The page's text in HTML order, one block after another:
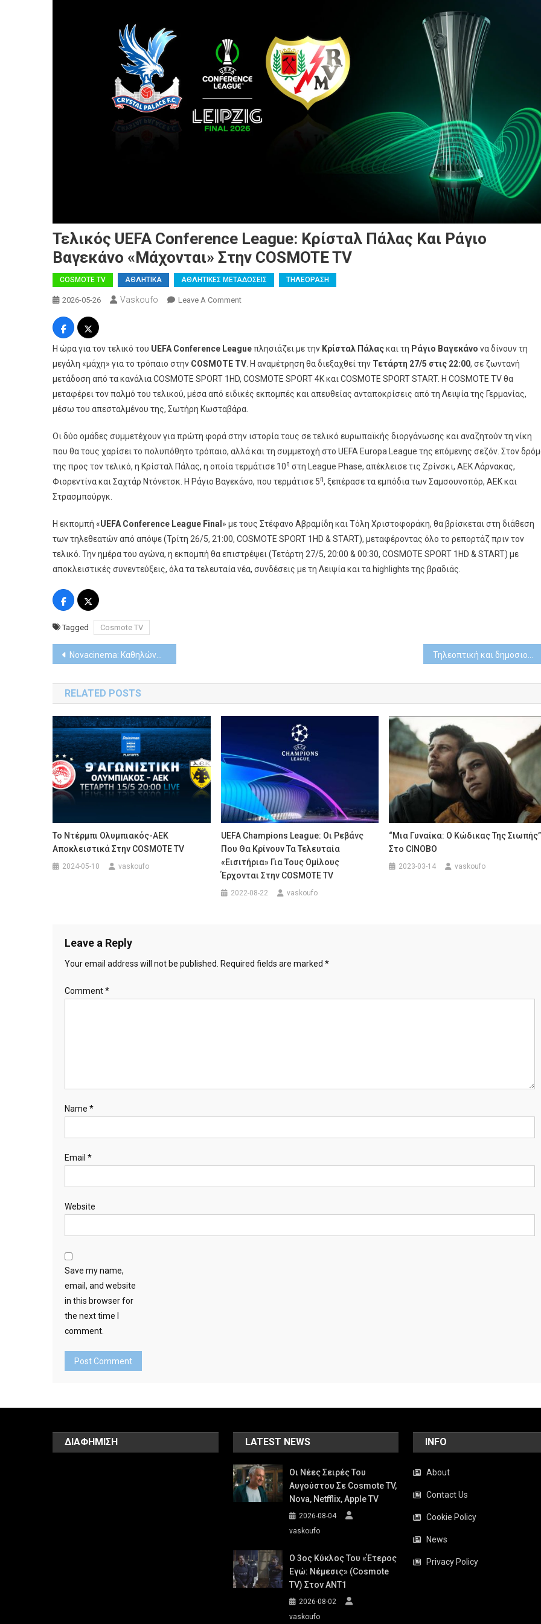
Τελικός UEFA Conference League: Κρίσταλ Πάλας Και Ράγιο
Βαγεκάνο «μάχονται» Στην COSMOTE TV
COSMOTE TV ΑΘΛΗΤΙΚΑ ΑΘΛΗΤΙΚΕΣ ΜΕΤΑΔΟΣΕΙΣ ΤΗΛΕΟΡΑΣΗ
2026-05-26 Vaskoufo Leave A CommentOn
League:
Κρίσταλ
Πάλας
Και
Ράγιο
«μάχονται»
Στην
COSMOTE
TV
Η ώρα για τον τελικό του UEFA Conference Leagueπλησιάζει με την Κρίσταλ Πάλαςκαι τη Ράγιο Βαγεκάνο να δίνουν τη
μεγάλη «μάχη» για το τρόπαιο στην COSMOTE TV . Η αναμέτρηση θα διεξαχθεί την Τετάρτη 27/5 στις 22:00, σε ζωντανή
μετάδοση από τα κανάλια COSMOTE SPORT 1HD, COSMOTE SPORT 4K και COSMOTE SPORT START. Η COSMOTE TV θα
μεταφέρει τον παλμό του τελικού, μέσα από ειδικές εκπομπές και απευθείας ανταποκρίσεις από τη Λειψία της Γερμανίας,
μέσω του απεσταλμένου της, Σωτήρη Κωσταβάρα.
Οι δύο ομάδες συμμετέχουν για πρώτη φορά στην ιστορία τους σε τελικό ευρωπαϊκής διοργάνωσης και αναζητούν τη νίκη
που θα τους χαρίσει το πολυπόθητο τρόπαιο, αλλά και τη συμμετοχή στο UEFA Europa League της επόμενης σεζόν. Στον
της προς τον τελικό, η Κρίσταλ Πάλας, η οποία τερμάτισε 10η στη League Phase, απέκλεισε τις Ζρίνσκι, ΑΕΚ Λάρνακας,
Φιορεντίνα και Σαχτάρ Ντόνετσκ. Η Ράγιο Βαγεκάνο, που τερμάτισε 5η, ξεπέρασε τα εμπόδια των Σαμσουνσπόρ, ΑΕΚ και
Στρασμπούργκ.
Η εκπομπή «UEFA Conference League Final » με τους Στέφανο Αβραμίδη και Τόλη Χριστοφοράκη, θα βρίσκεται στη διάθεση
των τηλεθεατών από απόψε (Τρίτη 26/5, 21:00, COSMOTE SPORT 1HD & START), μεταφέροντας όλο το ρεπορτάζ πριν τον
τελικό. Την ημέρα του αγώνα, η εκπομπή θα επιστρέψει (Τετάρτη 27/5, 20:00 & 00:30, COSMOTE SPORT 1HD & START) με
αποκλειστικές συνεντεύξεις, όλα τα τελευταία νέα, συνδέσεις με τη Λειψία και τα highlights της βραδιάς.
Tagged Cosmote TV
Post
navigation
Novacinema: Καθηλώνουν οι νέες σειρές «Ponies», «Devil in Disguise: John Wayne Gacy», «Patience» και ο 3ος κύκλος «Allegiance»
RELATED POSTS
Το Ντέρμπι Ολυμπιακός-ΑΕΚ
Αποκλειστικά Στην COSMOTE TV
2024-05-10 vaskoufo
UEFA Champions League: Οι Ρεβάνς
Που Θα Κρίνουν Τα Τελευταία
«εισιτήρια» Για Τους Ομίλους
Έρχονται Στην COSMOTE TV
2022-08-22 vaskoufo
“Μια Γυναίκα: Ο Κώδικας Της Σιωπής”
Στο CINOBO
2023-03-14 vaskoufo
Leave a Reply
Your email address will not be published. Required fields are marked *
Comment*
Name *
Email *
Website
Save my name,
email, and website
in this browser for
the next time I
comment.
ΔΙΑΦΗΜΙΣΗ LATEST NEWS
Οι Νέες Σειρές Του
Αυγούστου Σε Cosmote TV,
Nova, Netfflix, Apple TV
2026-08-04
vaskoufo
Ο 3ος Κύκλος Του «Έτερος
Εγώ: Νέμεσις» (Cosmote
TV) Στον ΑΝΤ1
2026-08-02
vaskoufo
INFO
About
Contact Us
Cookie Policy
News
Privacy Policy